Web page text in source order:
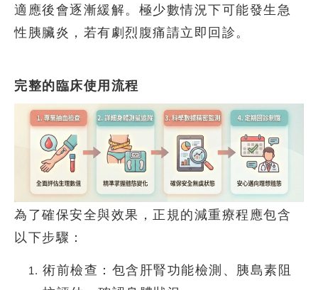
適應後會逐漸緩解。極少數情況下可能發生急
性胰臟炎，若有劇烈腹痛請立即回診。
完整的臨床使用流程
為了確保安全與效果，正規的減重療程應包含
以下步驟：
術前檢查： 包含肝腎功能檢測、胰島素阻